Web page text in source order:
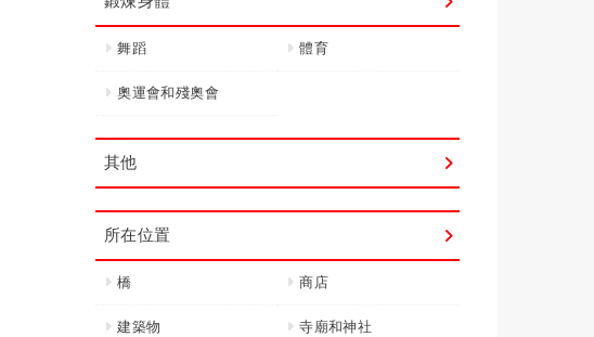
舞蹈 體育
奧運會和殘奧會
其他
所在位置
橋 商店
建築物 寺廟和神社